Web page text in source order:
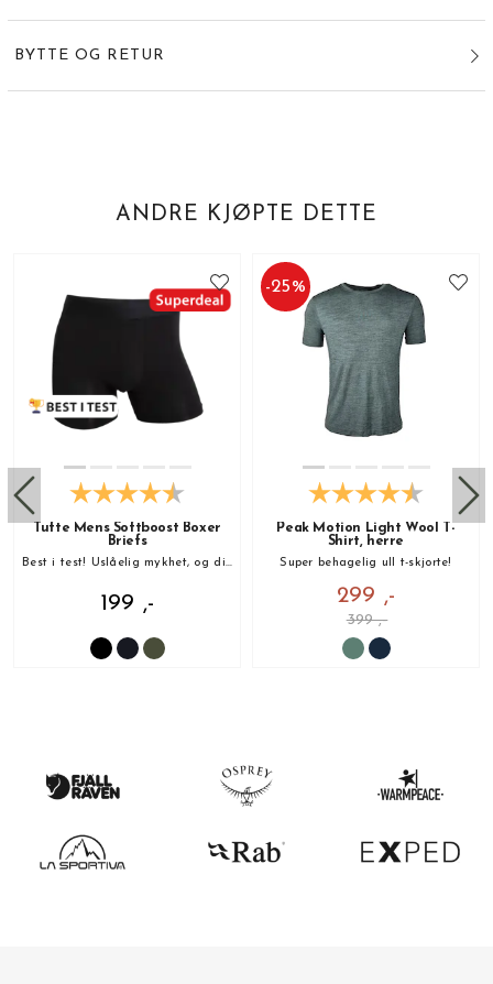
BYTTE OG RETUR
ANDRE KJØPTE DETTE
Tufte Mens Softboost Boxer
Briefs
Best i test! Uslåelig mykhet, og din nye favoritt!
199 ,-
-25%
Peak Motion Light Wool T-
Shirt, herre
Super behagelig ull t-skjorte!
299 ,-
399 ,-